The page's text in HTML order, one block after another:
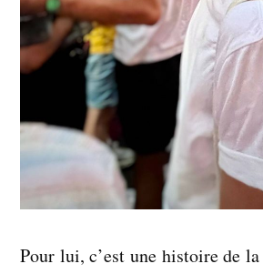
Pour lui, c’est une histoire de